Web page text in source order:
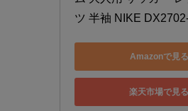
ツ 半袖 NIKE
Amazonで見る
楽天市場で見る